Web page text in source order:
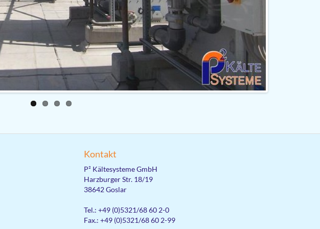
Kontakt
P² Kältesysteme GmbH
Harzburger Str. 18/19
38642 Goslar
Tel.: +49 (0)5321/68 60 2-0
Fax.: +49 (0)5321/68 60 2-99